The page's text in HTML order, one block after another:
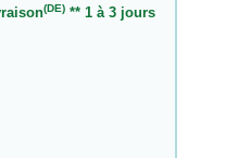
(DE)** 1 à 3 jours